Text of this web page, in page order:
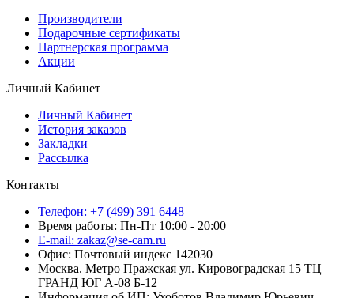
Производители
Подарочные сертификаты
Партнерская программа
Акции
Личный Кабинет
Личный Кабинет
История заказов
Закладки
Рассылка
Контакты
Телефон: +7 (499) 391 6448
Время работы: Пн-Пт 10:00 - 20:00
E-mail: zakaz@se-cam.ru
Офис: Почтовый индекс 142030
Москва. Метро Пражская ул. Кировоградская 15 ТЦ
ГРАНД ЮГ А-08 Б-12